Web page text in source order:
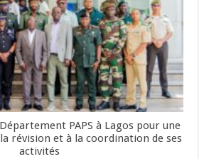
PAPS à Lagos pour une
révision et à la coordination de ses
activités